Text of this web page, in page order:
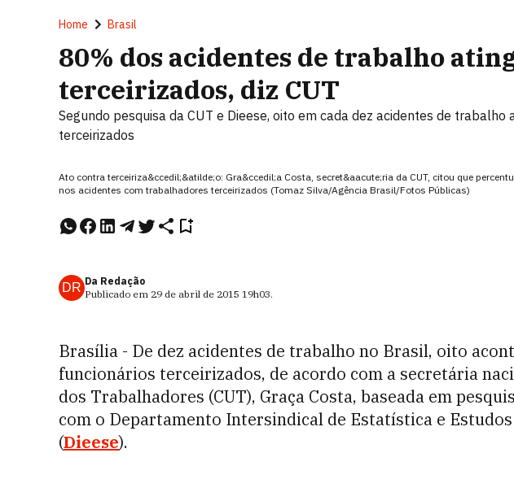
Home Brasil
80% dos acidentes de trabalho
terceirizados, diz CUT
Segundo pesquisa da CUT e Dieese, oito em cada dez acidentes de
terceirizados
Ato contra terceiriza&ccedil;&atilde;o: Gra&ccedil;a Costa, secret&aacute;ria da CUT, citou que
nos acidentes com trabalhadores terceirizados (Tomaz Silva/Agência Brasil/Fotos Públicas)
DR Da Redação
Publicado em 29 de abril de 2015 19h03.
Brasília - De dez acidentes de trabalho no Brasil, oito
funcionários terceirizados, de acordo com a secretária
dos Trabalhadores (CUT), Graça Costa, baseada em
com o Departamento Intersindical de Estatística e
(Dieese).